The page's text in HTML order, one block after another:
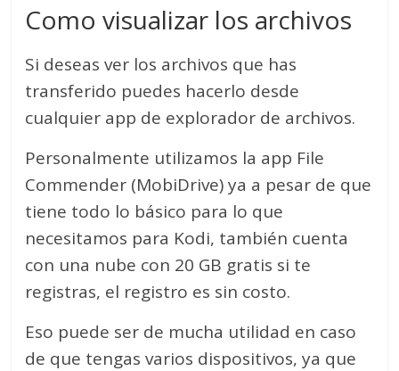
Como visualizar los archivos
Si deseas ver los archivos que has
transferido puedes hacerlo desde
cualquier app de explorador de archivos.
Personalmente utilizamos la app File
Commender (MobiDrive) ya a pesar de que
tiene todo lo básico para lo que
necesitamos para Kodi, también cuenta
con una nube con 20 GB gratis si te
registras, el registro es sin costo.
Eso puede ser de mucha utilidad en caso
de que tengas varios dispositivos, ya que